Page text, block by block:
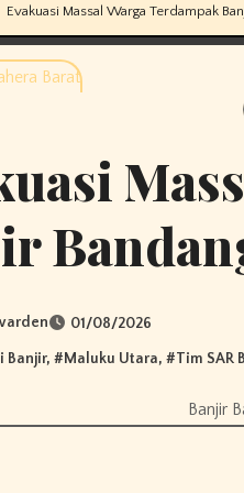
Evakuasi Massal Warga Terdampak
01/08/2026
Banjir, #Maluku Utara, #Tim SAR
Banjir